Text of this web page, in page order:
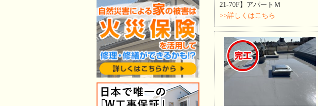
21-70F】アパートＭ
>>詳しくはこちら